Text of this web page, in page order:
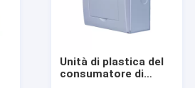
Unità di plastica del
consumatore di